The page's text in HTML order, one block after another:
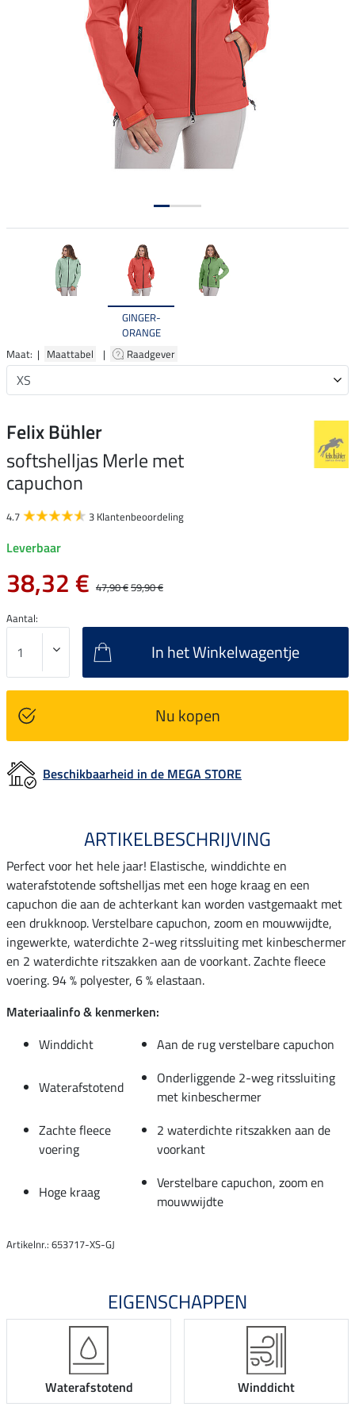
GINGER-
ORANGE
Maat: | Maattabel | Raadgever
Felix Bühler
softshelljas Merle met
capuchon
4.7 3 Klantenbeoordeling
Leverbaar
38,32 € 47,90 €59,90 €
Aantal:
In het Winkelwagentje
Nu kopen
Beschikbaarheid in de MEGA STORE
ARTIKELBESCHRIJVING
Perfect voor het hele jaar! Elastische, winddichte en
waterafstotende softshelljas met een hoge kraag en een
capuchon die aan de achterkant kan worden vastgemaakt met
een drukknoop. Verstelbare capuchon, zoom en mouwwijdte,
ingewerkte, waterdichte 2-weg ritssluiting met kinbeschermer
en 2 waterdichte ritszakken aan de voorkant. Zachte fleece
voering. 94 % polyester, 6 % elastaan.
Materiaalinfo & kenmerken:
Winddicht
Aan de rug verstelbare capuchon
Waterafstotend
Onderliggende 2-weg ritssluiting
met kinbeschermer
Zachte fleece
voering
2 waterdichte ritszakken aan de
voorkant
Hoge kraag
Verstelbare capuchon, zoom en
mouwwijdte
Artikelnr.: 653717-XS-GJ
EIGENSCHAPPEN
Waterafstotend Winddicht